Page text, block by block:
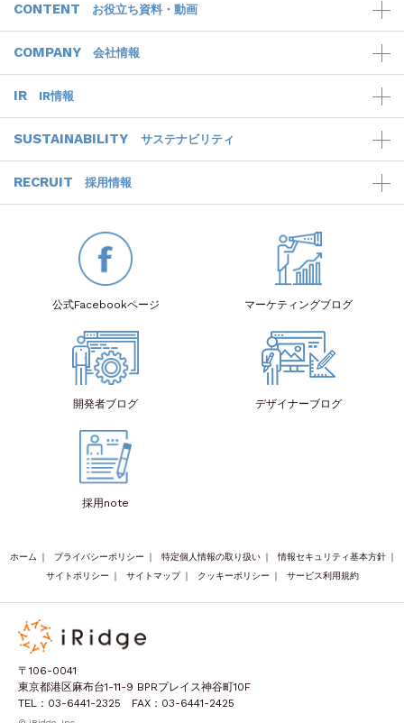
CONTENT お役立ち資料・動画
COMPANY 会社情報
IR IR情報
SUSTAINABILITY サステナビリティ
RECRUIT 採用情報
公式Facebookページ マーケティングブログ
開発者ブログ デザイナーブログ
採用note
ホーム ｜ プライバシーポリシー ｜ 特定個人情報の取り扱い ｜ 情報セキュリティ基本方針 ｜
サイトポリシー
｜ サイトマップ ｜ クッキーポリシー ｜ サービス利用規約
〒106-0041
東京都港区麻布台1-11-9 BPRプレイス神谷町10F
TEL：03-6441-2325 FAX：03-6441-2425